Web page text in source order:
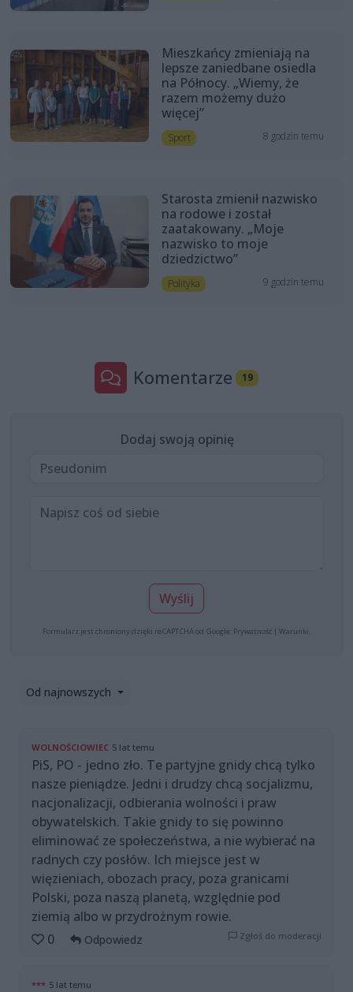
Mieszkańcy zmieniają na
lepsze zaniedbane osiedla
na Północy. „Wiemy, że
razem możemy dużo
więcej”
Sport 8 godzin temu
Starosta zmienił nazwisko
na rodowe i został
zaatakowany. „Moje
nazwisko to moje
dziedzictwo”
Polityka 9 godzin temu
Komentarze 19
Dodaj swoją opinię
Wyślij
Formularz jest chroniony dzięki reCAPTCHA od Google: Prywatność | Warunki
Od najnowszych
WOLNOŚCIOWIEC 5 lat temu
PiS, PO - jedno zło. Te partyjne gnidy chcą tylko
nasze pieniądze. Jedni i drudzy chcą socjalizmu,
nacjonalizacji, odbierania wolności i praw
obywatelskich. Takie gnidy to się powinno
eliminować ze społeczeństwa, a nie wybierać na
radnych czy posłów. Ich miejsce jest w
więzieniach, obozach pracy, poza granicami
Polski, poza naszą planetą, względnie pod
ziemią albo w przydrożnym rowie.
0
Odpowiedz Zgłoś do moderacji
*** 5 lat temu